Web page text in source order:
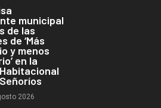
municipal
de las
de ‘Más
y menos
en la
2026